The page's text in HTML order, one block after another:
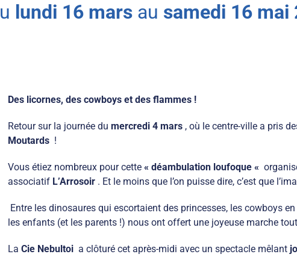
du lundi 16 mars au samedi 16 mai
Des licornes, des cowboys et des flammes !
Retour sur la journée du mercredi 4 mars , où le centre-ville a pris
Moutards !
Vous étiez nombreux pour cette « déambulation loufoque «
associatif L’Arrosoir . Et le moins que l’on puisse dire, c’est que
Entre les dinosaures qui escortaient des princesses, les cowboys
les enfants (et les parents !) nous ont offert une joyeuse marche
La Cie Nebultoi a clôturé cet après-midi avec un spectacle mêlant